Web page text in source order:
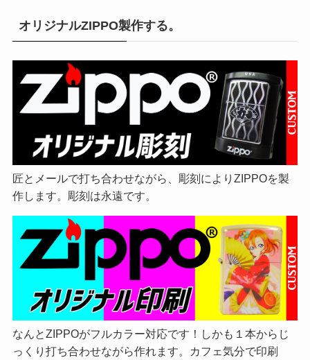
オリジナルZIPPO製作する。
匠とメールで打ち合わせながら、彫刻によりZIPPOを製
作します。彫刻は永遠です。
なんとZIPPOがフルカラー対応です！しかも１本からじ
っくり打ち合わせながら作れます。カフェ気分で印刷